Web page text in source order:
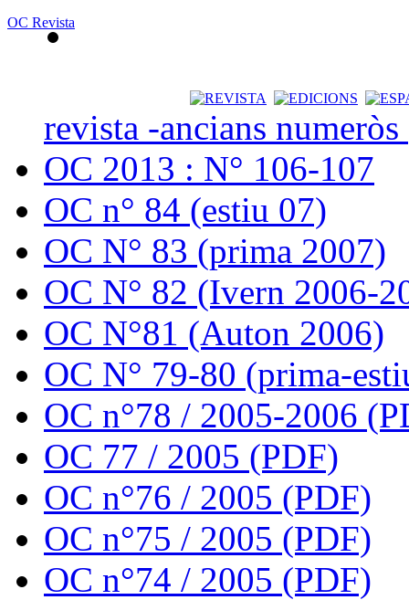
OC Revista
revista -ancians
OC 2013 : N° 106-107
OC n° 84 (estiu 07)
OC N° 83 (prima 2007)
OC N° 82 (Ivern 2006-
OC N°81 (Auton 2006)
OC N° 79-80 (prima-
OC n°78 / 2005-2006
OC 77 / 2005 (PDF)
OC n°76 / 2005 (PDF)
OC n°75 / 2005 (PDF)
OC n°74 / 2005 (PDF)